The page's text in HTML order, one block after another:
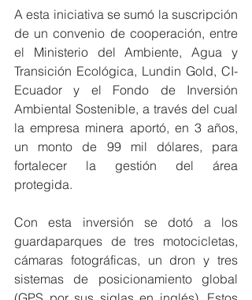
A esta iniciativa se sumó la suscripción
de un convenio de cooperación, entre
el Ministerio del Ambiente, Agua y
Transición Ecológica, Lundin Gold, CI-
Ecuador y el Fondo de Inversión
Ambiental Sostenible, a través del cual
la empresa minera aportó, en 3 años,
un monto de 99 mil dólares, para
fortalecer la gestión del área
protegida.
Con esta inversión se dotó a los
guardaparques de tres motocicletas,
cámaras fotográficas, un dron y tres
sistemas de posicionamiento global